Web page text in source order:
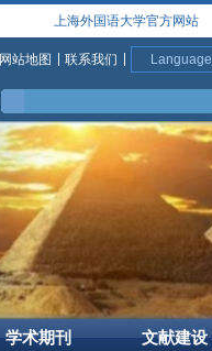
上海外国语大学官方网站
网站地图 联系我们 Language
学术期刊 文献建设